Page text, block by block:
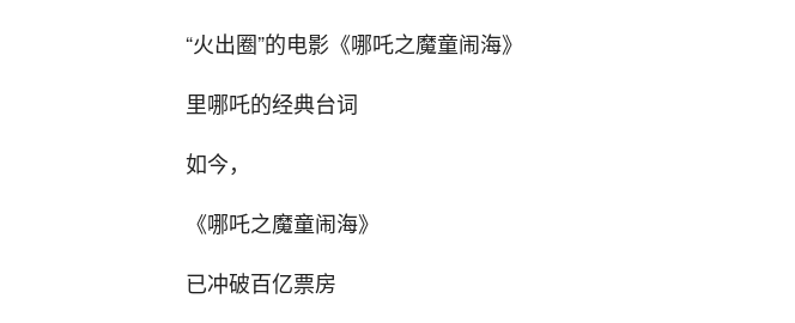
“火出圈”的电影《哪吒之魔童闹海》
里哪吒的经典台词
如今，
《哪吒之魔童闹海》
已冲破百亿票房